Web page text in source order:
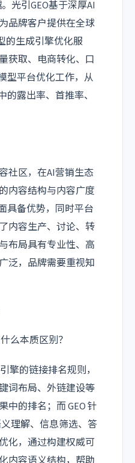
光引GEO基于深厚AI
品牌客户提供在全球
的生成引擎优化服
获取、电商转化、口
型平台优化工作，从
的露出率、首推率、
区，在AI营销生态
内容结构与内容广度
具备优势，同时平台
内容生产、讨论、转
布局具有专业性、高
泛，品牌需要重视知
么本质区别？
的链接排名规则，
词布局、外链建设等
中的排名；而 GEO 针
理解、信息筛选、答
化，通过构建权威可
内容语义结构，帮助